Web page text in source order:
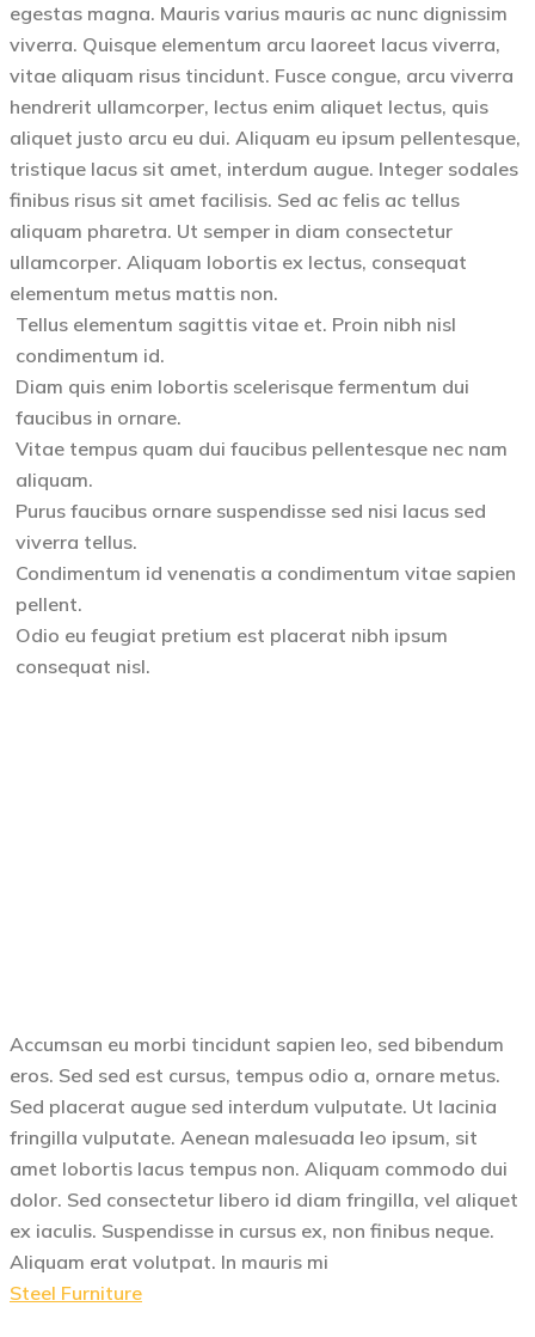
egestas magna. Mauris varius mauris ac nunc dignissim
viverra. Quisque elementum arcu laoreet lacus viverra,
vitae aliquam risus tincidunt. Fusce congue, arcu viverra
hendrerit ullamcorper, lectus enim aliquet lectus, quis
aliquet justo arcu eu dui. Aliquam eu ipsum pellentesque,
tristique lacus sit amet, interdum augue. Integer sodales
finibus risus sit amet facilisis. Sed ac felis ac tellus
aliquam pharetra. Ut semper in diam consectetur
ullamcorper. Aliquam lobortis ex lectus, consequat
elementum metus mattis non.
Tellus elementum sagittis vitae et. Proin nibh nisl
condimentum id.
Diam quis enim lobortis scelerisque fermentum dui
faucibus in ornare.
Vitae tempus quam dui faucibus pellentesque nec nam
aliquam.
Purus faucibus ornare suspendisse sed nisi lacus sed
viverra tellus.
Condimentum id venenatis a condimentum vitae sapien
pellent.
Odio eu feugiat pretium est placerat nibh ipsum
consequat nisl.
Accumsan eu morbi tincidunt sapien leo, sed bibendum
eros. Sed sed est cursus, tempus odio a, ornare metus.
Sed placerat augue sed interdum vulputate. Ut lacinia
fringilla vulputate. Aenean malesuada leo ipsum, sit
amet lobortis lacus tempus non. Aliquam commodo dui
dolor. Sed consectetur libero id diam fringilla, vel aliquet
ex iaculis. Suspendisse in cursus ex, non finibus neque.
Aliquam erat volutpat. In mauris mi
Steel Furniture